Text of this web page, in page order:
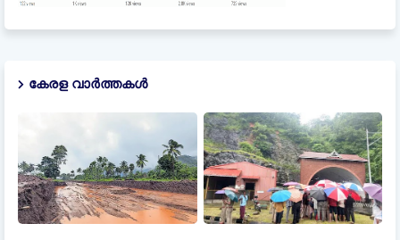
കേരള വാർത്തകൾ